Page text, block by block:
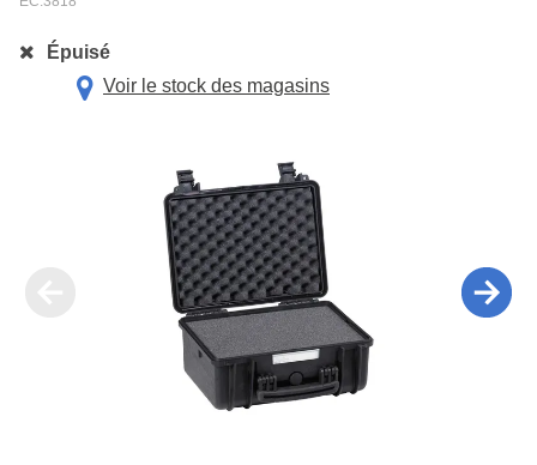
Épuisé
Voir le stock des magasins